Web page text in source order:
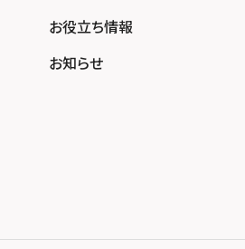
お役立ち情報
お知らせ